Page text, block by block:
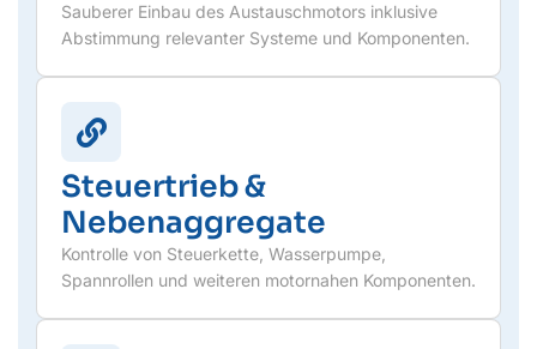
Sauberer Einbau des Austauschmotors inklusive
Abstimmung relevanter Systeme und Komponenten.
Steuertrieb &
Nebenaggregate
Kontrolle von Steuerkette, Wasserpumpe,
Spannrollen und weiteren motornahen Komponenten.